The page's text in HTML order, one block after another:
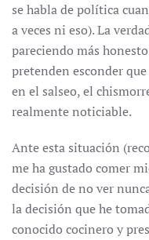
se habla de política
a veces ni eso). La
pareciendo más honesto
pretenden esconder
en el salseo, el
realmente noticiable.
Ante esta situación
me ha gustado comer
decisión de no ver
la decisión que he
conocido cocinero y